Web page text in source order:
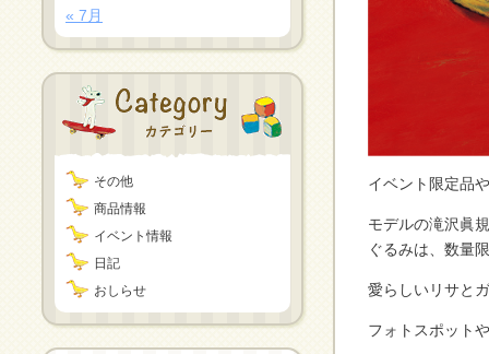
« 7月
その他
商品情報
イベント情報
日記
おしらせ
イベント限定品
モデルの滝沢眞
ぐるみは、数量
愛らしいリサと
フォトスポット